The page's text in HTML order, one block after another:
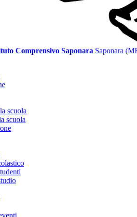
Comprensivo Saponara Saponara
scuola
scuola